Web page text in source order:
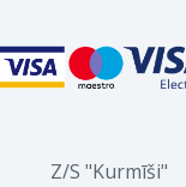
"Kurmīši"